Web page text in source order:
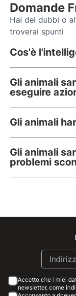
Domande
Hai dei dubbi o
troverai spunti
Cos'è
Gli animali
eseguire
Gli animali
Gli animali
problemi
Accetto che i miei
newsletter, come